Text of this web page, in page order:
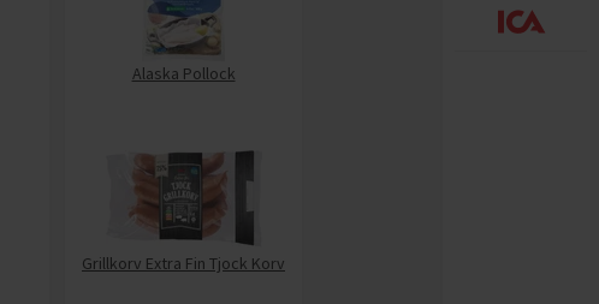
Alaska Pollock
Grillkorv Extra Fin Tjock Korv